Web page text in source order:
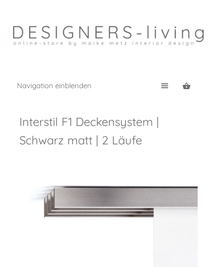
Navigation einblenden
Interstil F1 Deckensystem |
Schwarz matt | 2 Läufe